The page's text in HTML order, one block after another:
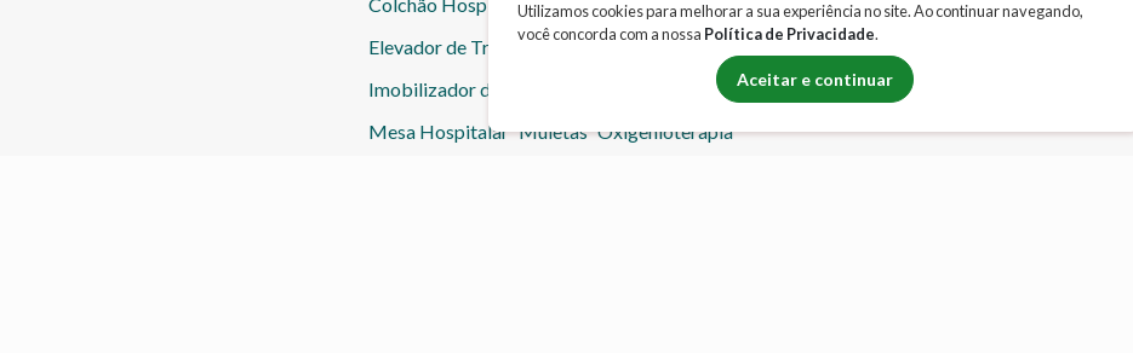
Elevador de Transferência
Escadinha Hospitalar
Imobilizador de Joelho
Mesa Hospitalar Muletas Oxigenioterapia
Utilizamos cookies para melhorar a sua experiência no site. Ao continuar navegando,
você concorda com a nossa Política de Privacidade.
Aceitar e continuar